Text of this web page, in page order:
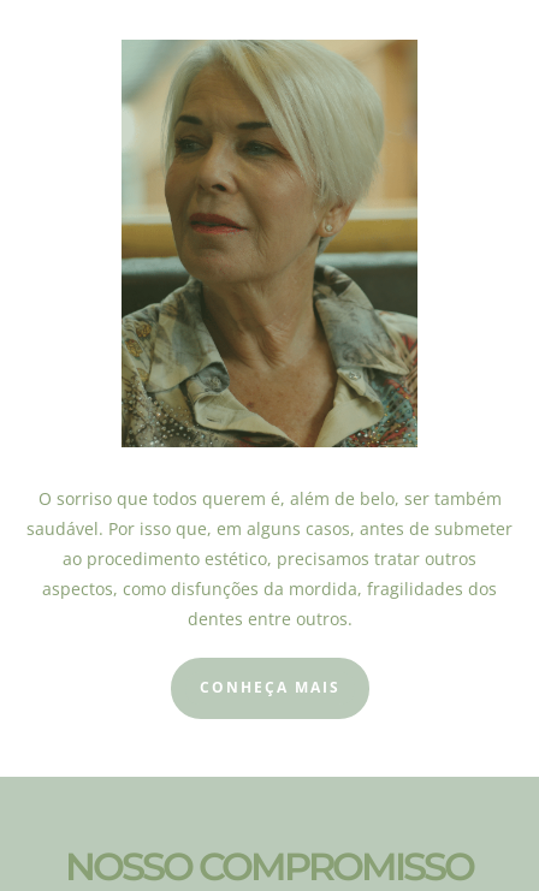
O sorriso que todos querem é, além de belo, ser também
saudável. Por isso que, em alguns casos, antes de submeter
ao procedimento estético, precisamos tratar outros
aspectos, como disfunções da mordida, fragilidades dos
dentes entre outros.
CONHEÇA MAIS
NOSSO COMPROMISSO